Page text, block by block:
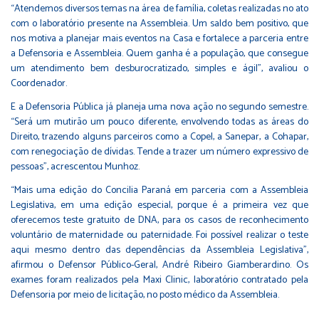
“Atendemos diversos temas na área de família, coletas realizadas no ato
com o laboratório presente na Assembleia. Um saldo bem positivo, que
nos motiva a planejar mais eventos na Casa e fortalece a parceria entre
a Defensoria e Assembleia. Quem ganha é a população, que consegue
um atendimento bem desburocratizado, simples e ágil”, avaliou o
Coordenador.
E a Defensoria Pública já planeja uma nova ação no segundo semestre.
“Será um mutirão um pouco diferente, envolvendo todas as áreas do
Direito, trazendo alguns parceiros como a Copel, a Sanepar, a Cohapar,
com renegociação de dívidas. Tende a trazer um número expressivo de
pessoas”, acrescentou Munhoz.
“Mais uma edição do Concilia Paraná em parceria com a Assembleia
Legislativa, em uma edição especial, porque é a primeira vez que
oferecemos teste gratuito de DNA, para os casos de reconhecimento
voluntário de maternidade ou paternidade. Foi possível realizar o teste
aqui mesmo dentro das dependências da Assembleia Legislativa”,
afirmou o Defensor Público-Geral, André Ribeiro Giamberardino. Os
exames foram realizados pela Maxi Clinic, laboratório contratado pela
Defensoria por meio de licitação, no posto médico da Assembleia.